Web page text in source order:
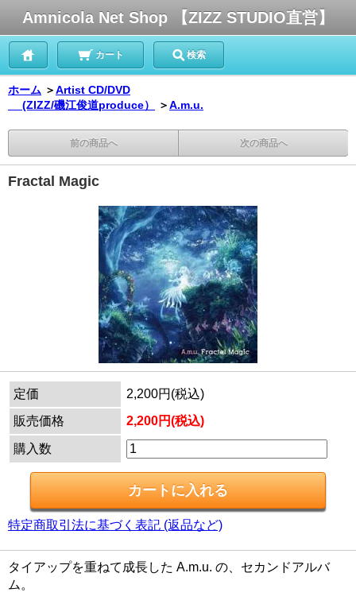
Amnicola Net Shop 【ZIZZ STUDIO直営】
カート 検索
ホーム ＞Artist CD/DVD
(ZIZZ/磯江俊道produce）
＞A.m.u.
前の商品へ 次の商品へ
Fractal Magic
定価
2,200円(税込)
販売価格
2,200円(税込)
購入数
特定商取引法に基づく表記 (返品など)
タイアップを重ねて成長した A.m.u. の、セカンドアルバ
ム。